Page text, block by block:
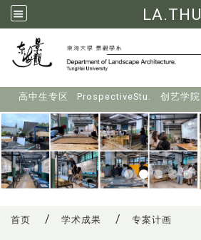
LA.THU
高中生专区 ProspectiveStu. 创艺学院
首页 学术成果 专案计画